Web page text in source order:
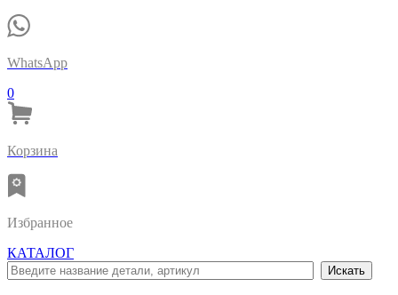
WhatsApp
0
Корзина
Избранное
КАТАЛОГ